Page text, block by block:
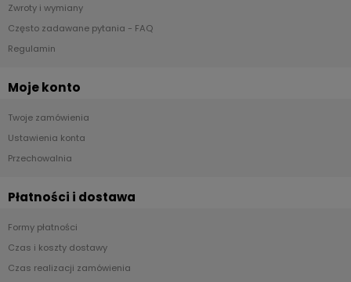
Zwroty i wymiany
Często zadawane pytania - FAQ
Regulamin
Moje konto
Twoje zamówienia
Ustawienia konta
Przechowalnia
Płatności i dostawa
Formy płatności
Czas i koszty dostawy
Czas realizacji zamówienia